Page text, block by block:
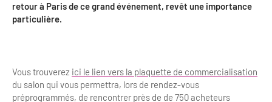
Se former et s'informer à l'Accessibilité
Annuaire accessibilité
Destination Groupes
Newsletter BtoB
Inscription à la newsletter
retour à Paris de ce grand événement, revêt une importance
particulière.
Vous trouverez ici le lien vers la plaquette de commercialisation
du salon qui vous permettra, lors de rendez-vous
préprogrammés, de rencontrer près de de 750 acheteurs